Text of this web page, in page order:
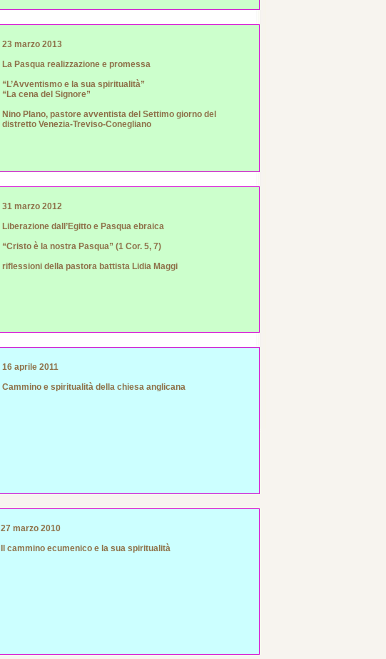
23 marzo 2013
La Pasqua realizzazione e promessa
“L’Avventismo e la sua spiritualità”
“La cena del Signore”
Nino Plano, pastore avventista del Settimo giorno del
distretto Venezia-Treviso-Conegliano
31 marzo 2012
Liberazione dall’Egitto e Pasqua ebraica
“Cristo è la nostra Pasqua” (1 Cor. 5, 7)
riflessioni della pastora battista Lidia Maggi
16 aprile 2011
Cammino e spiritualità della chiesa anglicana
27 marzo 2010
Il cammino ecumenico e la sua spiritualità